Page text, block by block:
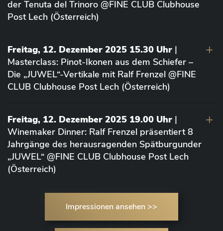
der Tenuta del Trinoro @FINE CLUB Clubhouse
Post Lech (Österreich)
Freitag, 12. Dezember 2025 15.30 Uhr |
Masterclass: Pinot-Ikonen aus dem Schiefer –
Die „JUWEL“-Vertikale mit Ralf Frenzel @FINE
CLUB Clubhouse Post Lech (Österreich)
Freitag, 12. Dezember 2025 19.00 Uhr |
Winemaker Dinner: Ralf Frenzel präsentiert 8
Jahrgänge des herausragenden Spätburgunder
„JUWEL“ @FINE CLUB Clubhouse Post Lech
(Österreich)
Impressionen ansehen >>